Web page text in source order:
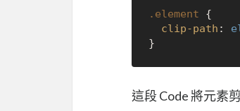
.element {
clip-path :
這段 Code 將元素